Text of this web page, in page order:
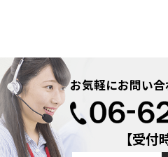
お気軽にお問い
【受